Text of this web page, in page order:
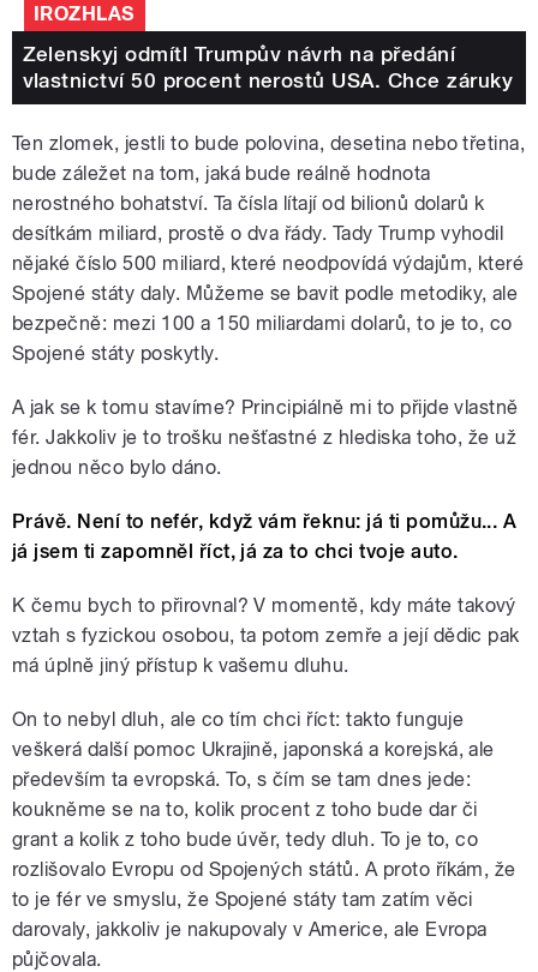
IROZHLAS
Zelenskyj odmítl Trumpův návrh na předání
vlastnictví 50 procent nerostů USA. Chce záruky
Ten zlomek, jestli to bude polovina, desetina nebo třetina,
bude záležet na tom, jaká bude reálně hodnota
nerostného bohatství. Ta čísla lítají od bilionů dolarů k
desítkám miliard, prostě o dva řády. Tady Trump vyhodil
nějaké číslo 500 miliard, které neodpovídá výdajům, které
Spojené státy daly. Můžeme se bavit podle metodiky, ale
bezpečně: mezi 100 a 150 miliardami dolarů, to je to, co
Spojené státy poskytly.
A jak se k tomu stavíme? Principiálně mi to přijde vlastně
fér. Jakkoliv je to trošku nešťastné z hlediska toho, že už
jednou něco bylo dáno.
Právě. Není to nefér, když vám řeknu: já ti pomůžu... A
já jsem ti zapomněl říct, já za to chci tvoje auto.
K čemu bych to přirovnal? V momentě, kdy máte takový
vztah s fyzickou osobou, ta potom zemře a její dědic pak
má úplně jiný přístup k vašemu dluhu.
On to nebyl dluh, ale co tím chci říct: takto funguje
veškerá další pomoc Ukrajině, japonská a korejská, ale
především ta evropská. To, s čím se tam dnes jede:
koukněme se na to, kolik procent z toho bude dar či
grant a kolik z toho bude úvěr, tedy dluh. To je to, co
rozlišovalo Evropu od Spojených států. A proto říkám, že
to je fér ve smyslu, že Spojené státy tam zatím věci
darovaly, jakkoliv je nakupovaly v Americe, ale Evropa
půjčovala.